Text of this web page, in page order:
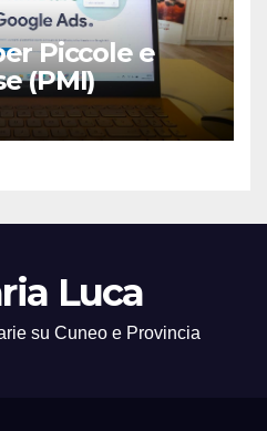
Piccole e
(PMI)
Luca
su Cuneo e Provincia